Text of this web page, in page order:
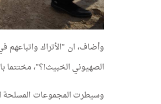
وأضاف، ان "الأتراك
الصهيوني الخبيث!؟"، مختتما
وسيطرت المجموعات المسلحة